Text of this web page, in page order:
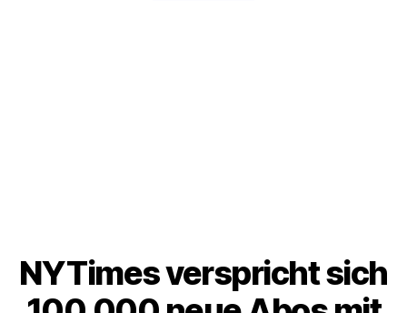
NYTimes verspricht sich